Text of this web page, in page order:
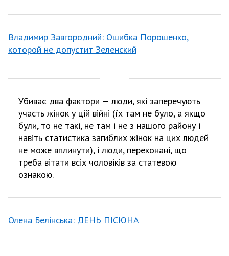
Владимир Завгородний: Ошибка Порошенко,
которой не допустит Зеленский
Убиває два фактори — люди, які заперечують
участь жінок у цій війні (їх там не було, а якщо
були, то не такі, не там і не з нашого району і
навіть статистика загиблих жінок на цих людей
не може вплинути), і люди, переконані, що
треба вітати всіх чоловіків за статевою
ознакою.
Олена Белінська: ДЕНЬ ПІСЮНА